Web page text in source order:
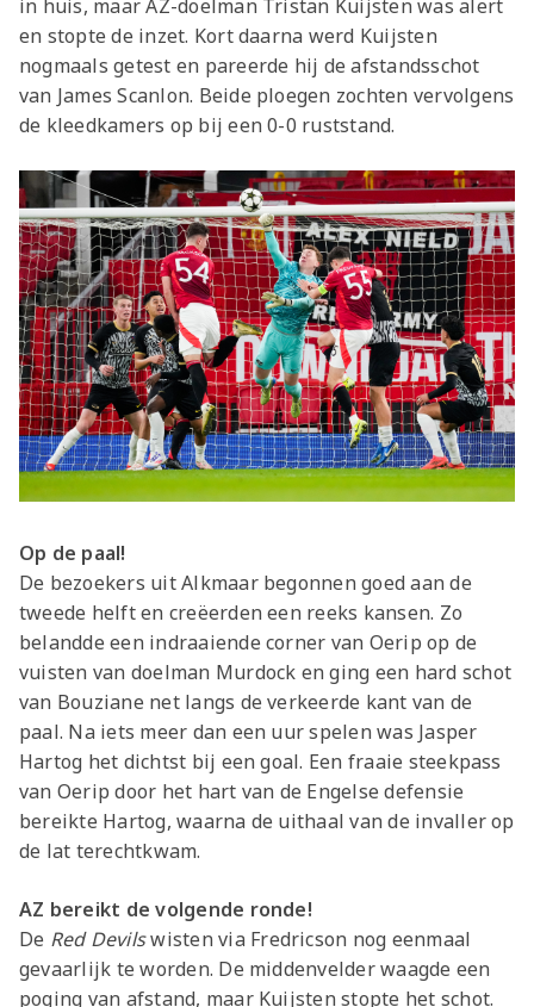
in huis, maar AZ-doelman Tristan Kuijsten was alert
en stopte de inzet. Kort daarna werd Kuijsten
nogmaals getest en pareerde hij de afstandsschot
van James Scanlon. Beide ploegen zochten vervolgens
de kleedkamers op bij een 0-0 ruststand.
Op de paal!
De bezoekers uit Alkmaar begonnen goed aan de
tweede helft en creëerden een reeks kansen. Zo
belandde een indraaiende corner van Oerip op de
vuisten van doelman Murdock en ging een hard schot
van Bouziane net langs de verkeerde kant van de
paal. Na iets meer dan een uur spelen was Jasper
Hartog het dichtst bij een goal. Een fraaie steekpass
van Oerip door het hart van de Engelse defensie
bereikte Hartog, waarna de uithaal van de invaller op
de lat terechtkwam.
AZ bereikt de volgende ronde!
De Red Devilswisten via Fredricson nog eenmaal
gevaarlijk te worden. De middenvelder waagde een
poging van afstand, maar Kuijsten stopte het schot.